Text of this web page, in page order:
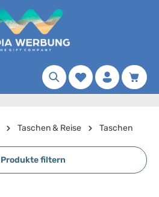
Merkzettel
Taschen & Reise Taschen
Produkte filtern